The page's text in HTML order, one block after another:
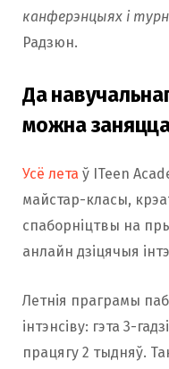
канферэнцыях і
Радзюн.
Да
можна
Усё лета ў ITeen
майстар-класы,
спаборніцтвы на
анлайн дзіцячыя
Летнія праграмы
інтэнсіву: гэта 3-
працягу 2 тыдняў.